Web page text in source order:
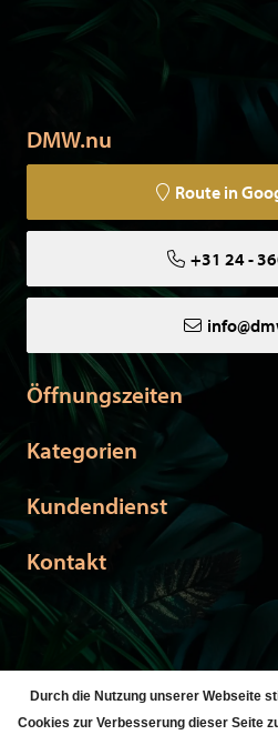
DMW.nu
Route in
+31 24 -
Öffnungszeiten
Kategorien
Kundendienst
Kontakt
© Copyright 2026 DMW.nu -
Durch die Nutzung unserer Webseite
Cookies zur Verbesserung dieser Seite